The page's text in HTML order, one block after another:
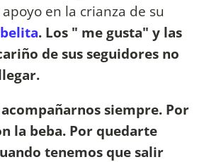
en la crianza de su
. Los " me gusta" y las
de sus seguidores no
siempre. Por
la beba. Por quedarte
tenemos que salir